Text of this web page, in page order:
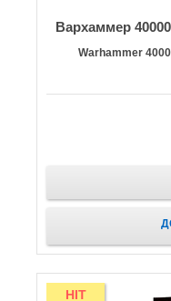
Вархаммер
Warhammer
HIT